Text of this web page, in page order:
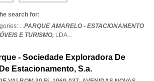
search for:
...PARQUE AMARELO - ESTACIONAMENTO
E TURISMO, LDA...
- Sociedade Exploradora De
Estacionamento, S.a.